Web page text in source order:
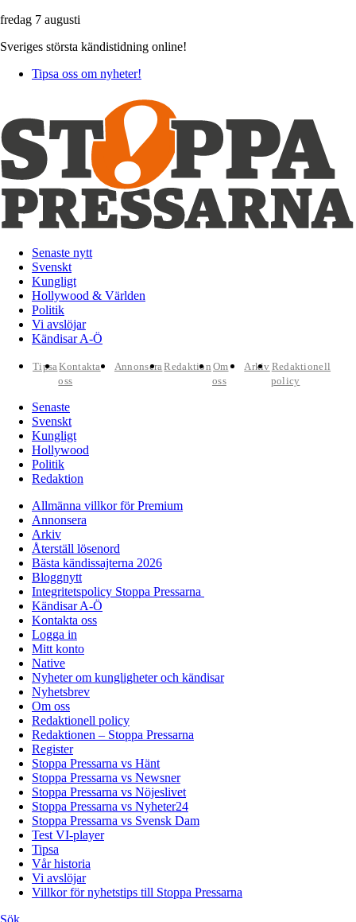
fredag 7 augusti
Sveriges största kändistidning online!
Tipsa oss om nyheter!
Senaste nytt
Svenskt
Kungligt
Hollywood & Världen
Politik
Vi avslöjar
Kändisar A-Ö
TipsaKontakta
oss
AnnonseraRedaktion Om
oss
Arkiv Redaktionell
policy
Senaste
Svenskt
Kungligt
Hollywood
Politik
Redaktion
Allmänna villkor för Premium
Annonsera
Arkiv
Återställ lösenord
Bästa kändissajterna 2026
Bloggnytt
Integritetspolicy Stoppa Pressarna
Kändisar A-Ö
Kontakta oss
Logga in
Mitt konto
Native
Nyheter om kungligheter och kändisar
Nyhetsbrev
Om oss
Redaktionell policy
Redaktionen – Stoppa Pressarna
Register
Stoppa Pressarna vs Hänt
Stoppa Pressarna vs Newsner
Stoppa Pressarna vs Nöjeslivet
Stoppa Pressarna vs Nyheter24
Stoppa Pressarna vs Svensk Dam
Test VI-player
Tipsa
Vår historia
Vi avslöjar
Villkor för nyhetstips till Stoppa Pressarna
Sök